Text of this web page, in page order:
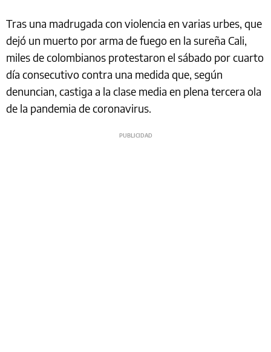
Tras una madrugada con violencia en varias urbes, que
dejó un muerto por arma de fuego en la sureña Cali,
miles de colombianos protestaron el sábado por cuarto
día consecutivo contra una medida que, según
denuncian, castiga a la clase media en plena tercera ola
de la pandemia de coronavirus.